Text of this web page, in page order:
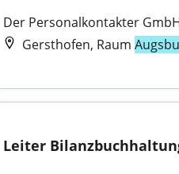
Der Personalkontakter
Gersthofen, Raum
Leiter